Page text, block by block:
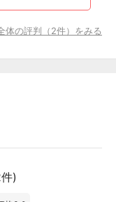
体の評判（2件）をみる
)